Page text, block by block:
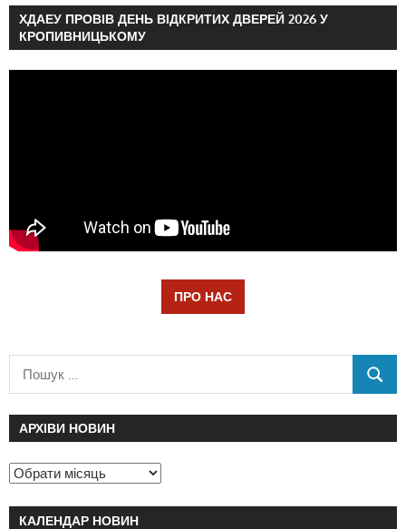
ХДАЕУ ПРОВІВ ДЕНЬ ВІДКРИТИХ ДВЕРЕЙ 2026 У
КРОПИВНИЦЬКОМУ
ПРО НАС
АРХІВИ НОВИН
КАЛЕНДАР НОВИН